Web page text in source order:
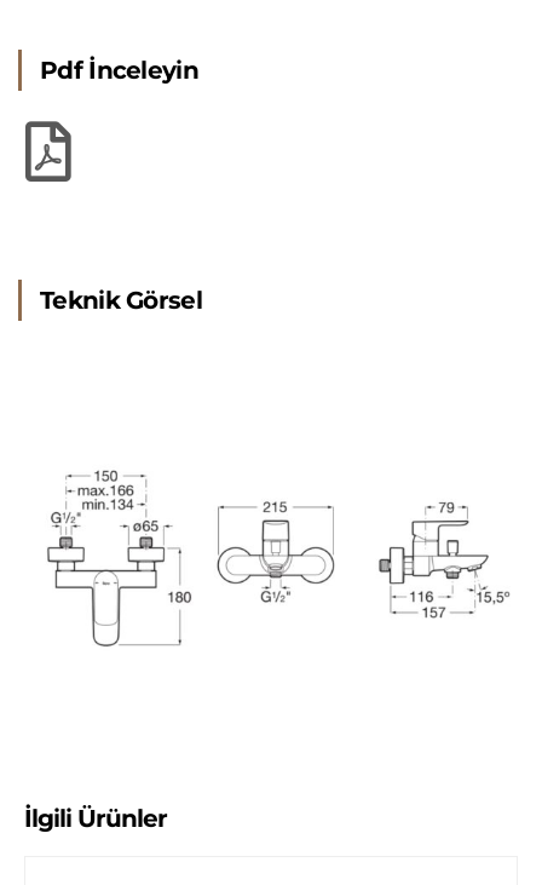
Pdf İnceleyin
Teknik Görsel
İlgili Ürünler